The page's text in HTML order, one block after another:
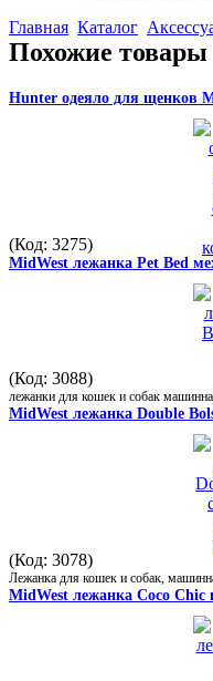
Главная Каталог
Похожие товары
Hunter одеяло для щенков
(Код: 3275)
MidWest лежанка Pet Bed
(Код: 3088)
лежанки для кошек и собак
MidWest лежанка Double
(Код: 3078)
Лежанка для кошек и собак,
MidWest лежанка Coco